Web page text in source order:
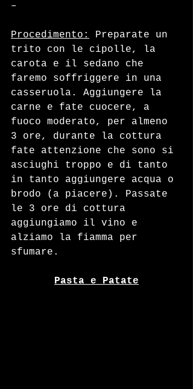
–
Procedimento:
Preparate un
trito con le cipolle, la
carota e il sedano che
faremo soffriggere in una
casseruola. Aggiungere la
carne e fate cuocere, a
fuoco moderato, per almeno
3 ore, durante la cottura
fate attenzione che sono si
asciughi troppo e di tanto
in tanto aggiungere acqua o
brodo (a piacere). Passate
le 3 ore di cottura
aggiungiamo il vino e
alziamo la fiamma per
sfumare.
Pasta e Patate